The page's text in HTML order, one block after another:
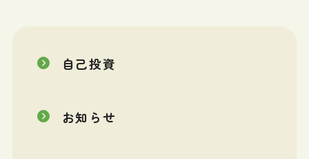
自己投資
お知らせ